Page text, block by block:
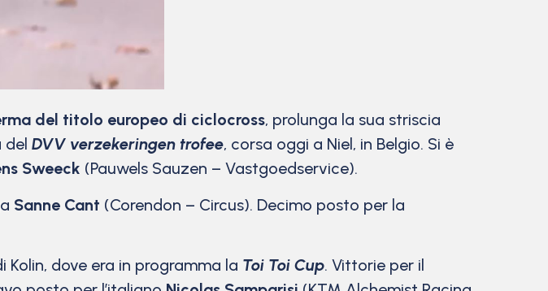
del titolo europeo di ciclocross, prolunga la sua striscia
DVV verzekeringen trofee, corsa oggi a Niel, in Belgio. Si è
Sweeck (Pauwels Sauzen – Vastgoedservice).
Sanne Cant (Corendon – Circus). Decimo posto per la
Kolin, dove era in programma la Toi Toi Cup. Vittorie per il